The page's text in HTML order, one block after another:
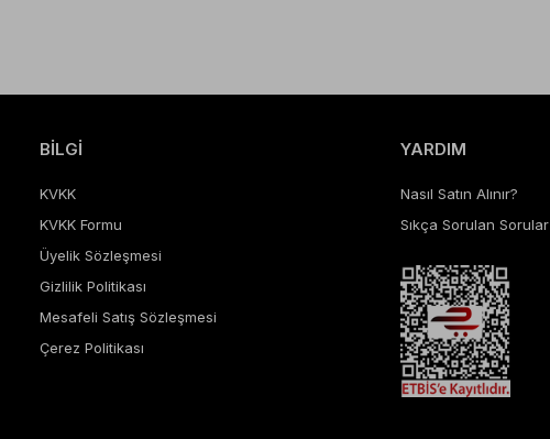
BİLGİ
KVKK
KVKK Formu
Üyelik Sözleşmesi
Gizlilik Politikası
Mesafeli Satış Sözleşmesi
Çerez Politikası
YARDIM
Nasıl Satın Alınır?
Sıkça Sorulan Sorular